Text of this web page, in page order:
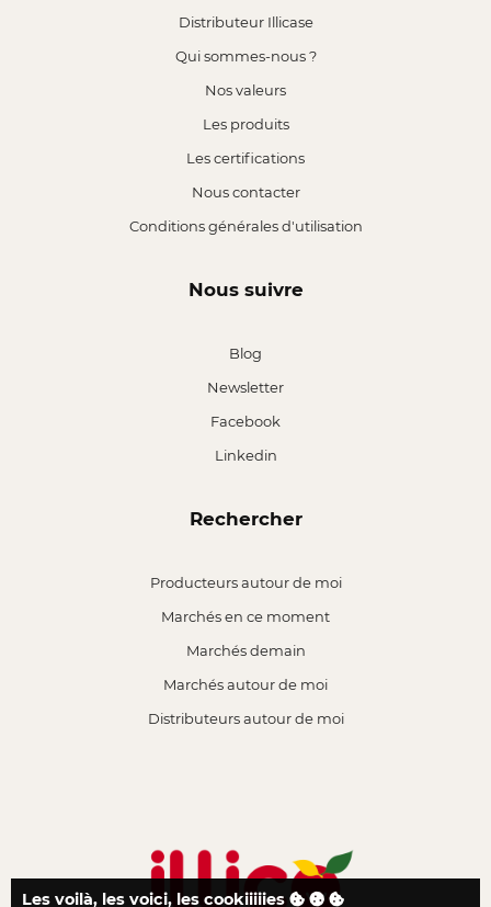
Distributeur Illicase
Qui sommes-nous ?
Nos valeurs
Les produits
Les certifications
Nous contacter
Conditions générales d'utilisation
Nous suivre
Blog
Newsletter
Facebook
Linkedin
Rechercher
Producteurs autour de moi
Marchés en ce moment
Marchés demain
Marchés autour de moi
Distributeurs autour de moi
Les voilà, les voici, les cookiiiiies